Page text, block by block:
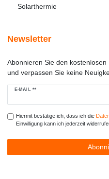
Solarthermie
Newsletter
Abonnieren Sie den
und verpassen Sie keine
E-MAIL **
Newsletter
Hiermit bestätige ich, dass ich die
Einwilligung kann ich jederzeit